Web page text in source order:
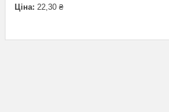
Ціна: 22,30 ₴